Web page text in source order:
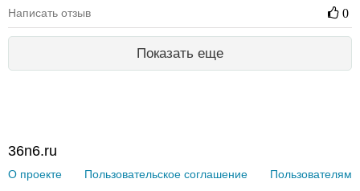
Написать отзыв 0
Показать еще
36n6.ru
О проекте Пользовательское соглашение
Пользователям